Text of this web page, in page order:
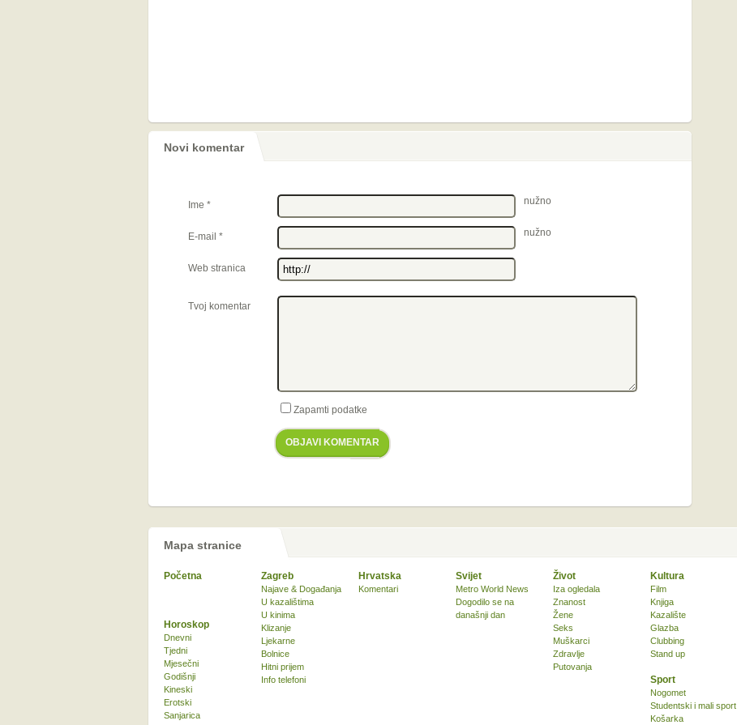
Novi komentar
Ime * nužno
E-mail * nužno
Web stranica
Tvoj komentar
Zapamti podatke
OBJAVI KOMENTAR
Mapa stranice
Početna Zagreb
Najave & Događanja
U kazalištima
U kinima
Klizanje
Ljekarne
Bolnice
Hitni prijem
Info telefoni
Hrvatska
Komentari
Svijet
Metro World News
Dogodilo se na
današnji dan
Život
Iza ogledala
Znanost
Žene
Seks
Muškarci
Zdravlje
Putovanja
Kultura
Film
Knjiga
Kazalište
Glazba
Clubbing
Stand up
Sport
Nogomet
Studentski i mali sport
Košarka
Horoskop
Dnevni
Tjedni
Mjesečni
Godišnji
Kineski
Erotski
Sanjarica